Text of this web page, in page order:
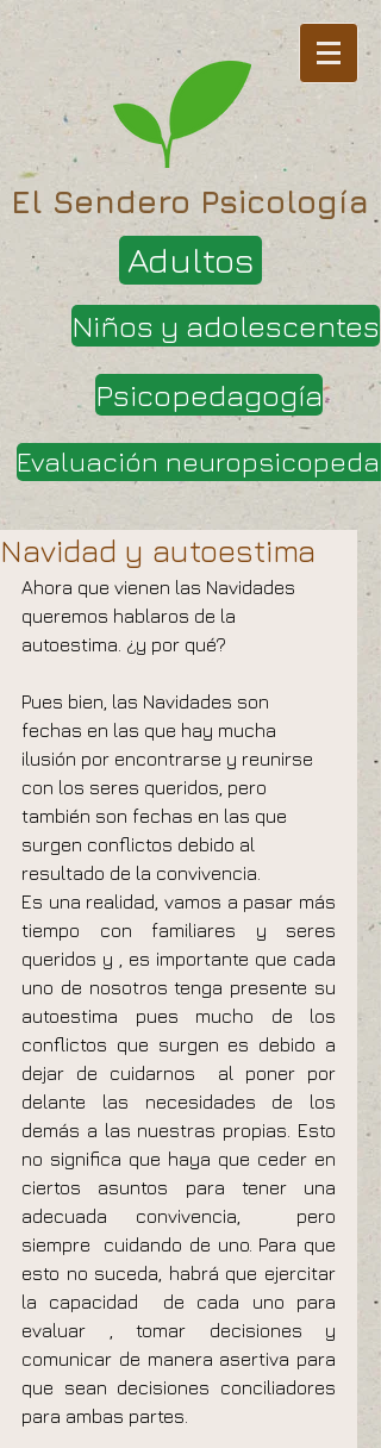
El Sendero Psicología
Adultos
Niños y adolescentes
Psicopedagogía
Evaluación
Navidad y autoestima
Ahora que vienen las Navidades
queremos hablaros de la
autoestima. ¿y por qué?
Pues bien, las Navidades son
fechas en las que hay mucha
ilusión por encontrarse y reunirse
con los seres queridos, pero
también son fechas en las que
surgen conflictos debido al
resultado de la convivencia.
Es una realidad, vamos a pasar más
tiempo con familiares y seres
queridos y , es importante que cada
uno de nosotros tenga presente su
autoestima pues mucho de los
conflictos que surgen es debido a
dejar de cuidarnos  al poner por
delante las necesidades de los
demás a las nuestras propias. Esto
no significa que haya que ceder en
ciertos asuntos para tener una
adecuada convivencia,  pero
siempre  cuidando de uno. Para que
esto no suceda, habrá que ejercitar
la capacidad  de cada uno para
evaluar , tomar decisiones y
comunicar de manera asertiva para
que sean decisiones conciliadores
para ambas partes.